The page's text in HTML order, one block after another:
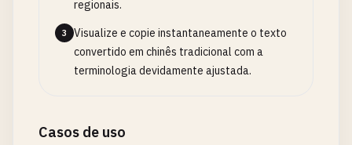
regionais.
3
Visualize e copie instantaneamente o texto
convertido em chinês tradicional com a
terminologia devidamente ajustada.
Casos de uso